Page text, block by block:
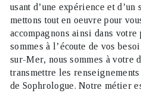
usant d’une expérience et
mettons tout en oeuvre pour
accompagnons ainsi dans votre
sommes à l’écoute de vos
sur-Mer, nous sommes à votre
transmettre les
de Sophrologue. Notre métier